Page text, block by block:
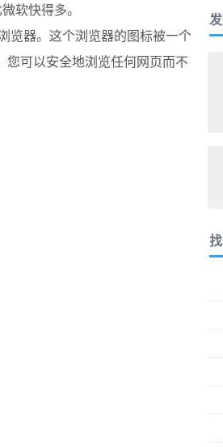
软快得多。
览器。这个浏览器的图标被一个
您可以安全地浏览任何网页而不